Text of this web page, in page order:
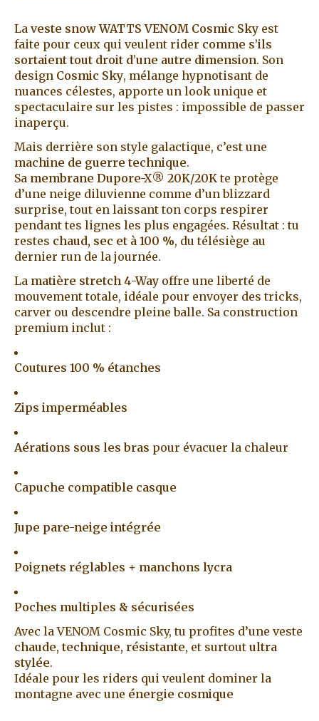
La veste snow WATTS VENOM Cosmic Sky est
faite pour ceux qui veulent rider comme s’ils
sortaient tout droit d’une autre dimension. Son
design Cosmic Sky, mélange hypnotisant de
nuances célestes, apporte un look unique et
spectaculaire sur les pistes : impossible de passer
inaperçu.
Mais derrière son style galactique, c’est une
machine de guerre technique.
Sa membrane Dupore-X® 20K/20Kte protège
d’une neige diluvienne comme d’un blizzard
surprise, tout en laissant ton corps respirer
pendant tes lignes les plus engagées. Résultat : tu
restes chaud, sec et à 100 %, du télésiège au
dernier run de la journée.
La matière stretch 4-Way offre une liberté de
mouvement totale, idéale pour envoyer des tricks,
carver ou descendre pleine balle. Sa construction
premium inclut :
Coutures 100 % étanches
Zips imperméables
Aérations sous les bras pour évacuer la chaleur
Capuche compatible casque
Jupe pare-neige intégrée
Poignets réglables + manchons lycra
Poches multiples & sécurisées
Avec la VENOM Cosmic Sky, tu profites d’une veste
chaude, technique, résistante, et surtout ultra
stylée.
Idéale pour les riders qui veulent dominer la
montagne avec une énergie cosmique